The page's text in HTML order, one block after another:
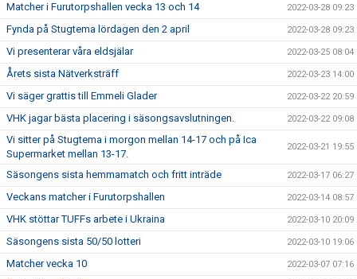
Matcher i Furutorpshallen vecka 13 och 14 2022-03-28 09:23
Fynda på Stugtema lördagen den 2 april 2022-03-28 09:23
Vi presenterar våra eldsjälar 2022-03-25 08:04
Årets sista Nätverksträff 2022-03-23 14:00
Vi säger grattis till Emmeli Glader 2022-03-22 20:59
VHK jagar bästa placering i säsongsavslutningen. 2022-03-22 09:08
Vi sitter på Stugtema i morgon mellan 14-17 och på Ica
Supermarket mellan 13-17.
2022-03-21 19:55
Säsongens sista hemmamatch och fritt inträde 2022-03-17 06:27
Veckans matcher i Furutorpshallen 2022-03-14 08:57
VHK stöttar TUFFs arbete i Ukraina 2022-03-10 20:09
Säsongens sista 50/50 lotteri 2022-03-10 19:06
Matcher vecka 10 2022-03-07 07:16